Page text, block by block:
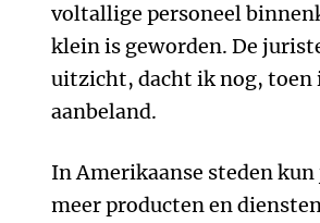
voltallige personeel
klein is geworden. De
uitzicht, dacht ik nog, toen
aanbeland.
In Amerikaanse steden
meer producten en